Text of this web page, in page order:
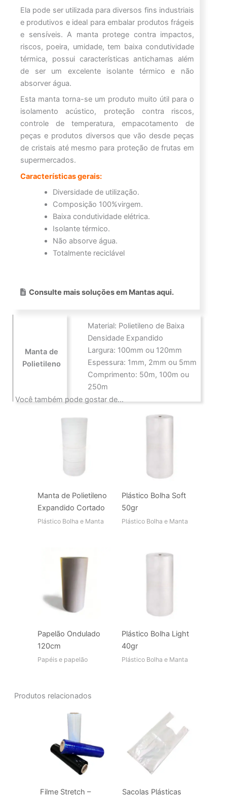
Ela pode ser utilizada para diversos fins industriais
e produtivos e ideal para embalar produtos frágeis
e sensíveis. A manta protege contra impactos,
riscos, poeira, umidade, tem baixa condutividade
térmica, possui características antichamas além
de ser um excelente isolante térmico e não
absorver água.
Esta manta torna-se um produto muito útil para o
isolamento acústico, proteção contra riscos,
controle de temperatura, empacotamento de
peças e produtos diversos que vão desde peças
de cristais até mesmo para proteção de frutas em
supermercados.
Características gerais:
Diversidade de utilização.
Composição 100%virgem.
Baixa condutividade elétrica.
Isolante térmico.
Não absorve água.
Totalmente reciclável
Consulte mais soluções em Mantas aqui.
Manta de
Polietileno
Material: Polietileno de Baixa
Densidade Expandido
Largura: 100mm ou 120mm
Espessura: 1mm, 2mm ou 5mm
Comprimento: 50m, 100m ou
250m
Você também pode gostar de…
Manta de Polietileno
Expandido Cortado
Plástico Bolha e Manta
Plástico Bolha Soft
50gr
Plástico Bolha e Manta
Papelão Ondulado
120cm
Papéis e papelão
Plástico Bolha Light
40gr
Plástico Bolha e Manta
Produtos relacionados
Filme Stretch –
Sacolas Plásticas